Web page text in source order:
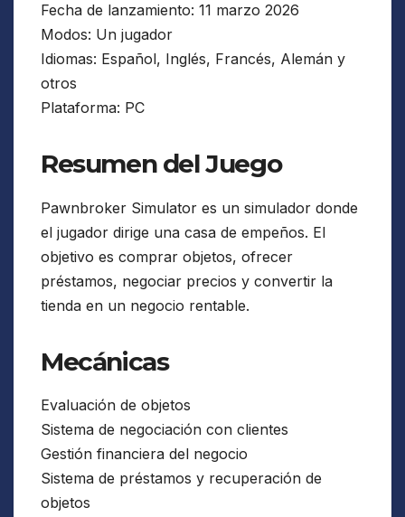
Fecha de lanzamiento: 11 marzo 2026
Modos: Un jugador
Idiomas: Español, Inglés, Francés, Alemán y
otros
Plataforma: PC
Resumen del Juego
Pawnbroker Simulator es un simulador donde
el jugador dirige una casa de empeños. El
objetivo es comprar objetos, ofrecer
préstamos, negociar precios y convertir la
tienda en un negocio rentable.
Mecánicas
Evaluación de objetos
Sistema de negociación con clientes
Gestión financiera del negocio
Sistema de préstamos y recuperación de
objetos